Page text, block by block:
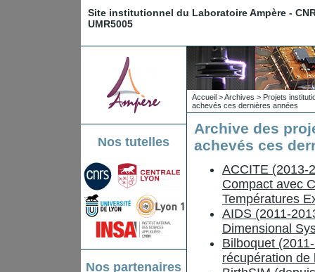
Site institutionnel du Laboratoire Ampère -
UMR5005
Nos tutelles
Nos partenaires
Accueil >Archives > Projets
achevés ces dernières années
Archive des
achevés ces
ACCITE (2013-
Compact avec
Températures
AIDS (2011-
Dimensional
Bilboquet
récupération de